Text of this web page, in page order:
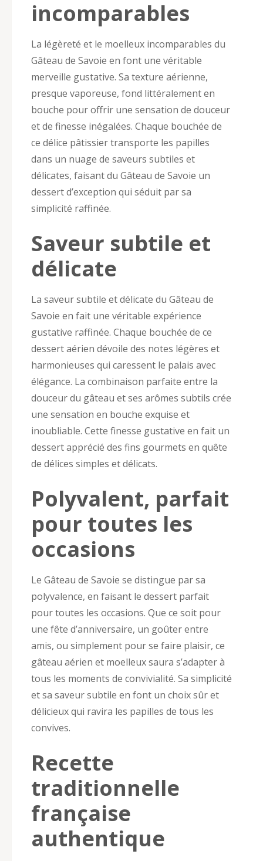
incomparables
La légèreté et le moelleux incomparables du
Gâteau de Savoie en font une véritable
merveille gustative. Sa texture aérienne,
presque vaporeuse, fond littéralement en
bouche pour offrir une sensation de douceur
et de finesse inégalées. Chaque bouchée de
ce délice pâtissier transporte les papilles
dans un nuage de saveurs subtiles et
délicates, faisant du Gâteau de Savoie un
dessert d’exception qui séduit par sa
simplicité raffinée.
Saveur subtile et
délicate
La saveur subtile et délicate du Gâteau de
Savoie en fait une véritable expérience
gustative raffinée. Chaque bouchée de ce
dessert aérien dévoile des notes légères et
harmonieuses qui caressent le palais avec
élégance. La combinaison parfaite entre la
douceur du gâteau et ses arômes subtils crée
une sensation en bouche exquise et
inoubliable. Cette finesse gustative en fait un
dessert apprécié des fins gourmets en quête
de délices simples et délicats.
Polyvalent, parfait
pour toutes les
occasions
Le Gâteau de Savoie se distingue par sa
polyvalence, en faisant le dessert parfait
pour toutes les occasions. Que ce soit pour
une fête d’anniversaire, un goûter entre
amis, ou simplement pour se faire plaisir, ce
gâteau aérien et moelleux saura s’adapter à
tous les moments de convivialité. Sa simplicité
et sa saveur subtile en font un choix sûr et
délicieux qui ravira les papilles de tous les
convives.
Recette
traditionnelle
française
authentique